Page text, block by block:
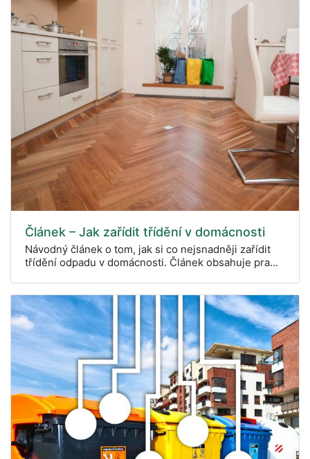
Článek – Jak zařídit třídění v domácnosti
Návodný článek o tom, jak si co nejsnadněji zařídit
třídění odpadu v domácnosti. Článek obsahuje pra...